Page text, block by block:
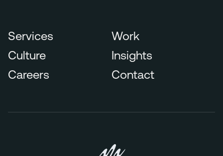
Services
Work
Culture
Insights
Careers
Contact